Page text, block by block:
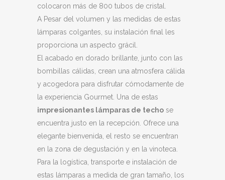
colocaron más de 800 tubos de cristal.
A Pesar del volumen y las medidas de estas
lámparas colgantes, su instalación final les
proporciona un aspecto grácil.
El acabado en dorado brillante, junto con las
bombillas cálidas, crean una atmosfera cálida
y acogedora para disfrutar cómodamente de
la experiencia Gourmet. Una de estas
impresionantes lámparas de techo se
encuentra justo en la recepción. Ofrece una
elegante bienvenida, el resto se encuentran
en la zona de degustación y en la vinoteca.
Para la logística, transporte e instalación de
estas lámparas a medida de gran tamaño, los